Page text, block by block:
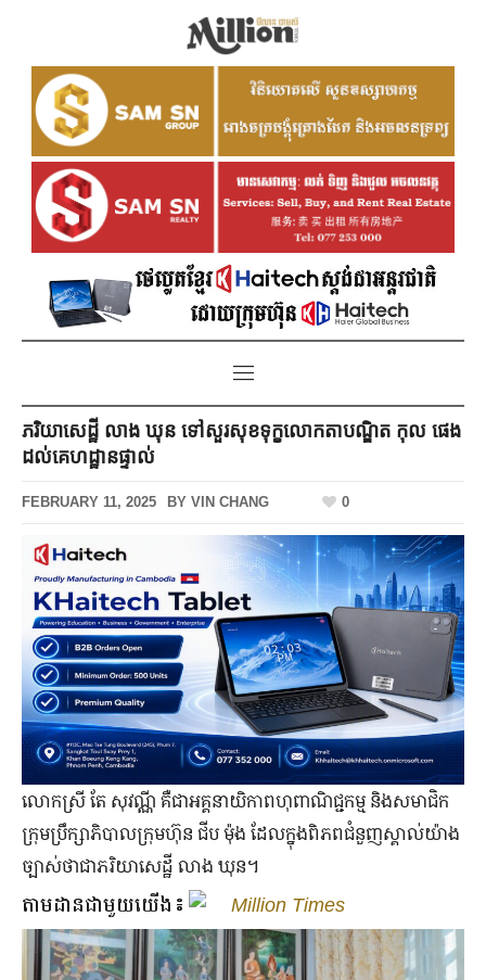
ភរិយាសេដ្ឋី លាង ឃុន ទៅសួរសុខទុក្ខលោកតាបណ្ឌិត កុល ផេង
ដល់គេហដ្ឋានផ្ទាល់
FEBRUARY 11, 2025 BY VIN CHANG 0
លោក​ស្រី តែ សុវណ្ណី គឺជា​អគ្គ​នាយិកា​ពហុ​ពាណិជ្ជកម្ម និងសមាជិក
ក្រុមប្រឹក្សាភិបាលក្រុមហ៊ុន​ ជីប ម៉ុង ដែល​ក្នុង​ពិភព​ជំនួញ​ស្គាល់​យ៉ាង​
ច្បាស់​ថា​ជា​ភរិយា​សេដ្ឋី លាង ឃុន។
តាមដានជាមួយយើង៖ Million Times